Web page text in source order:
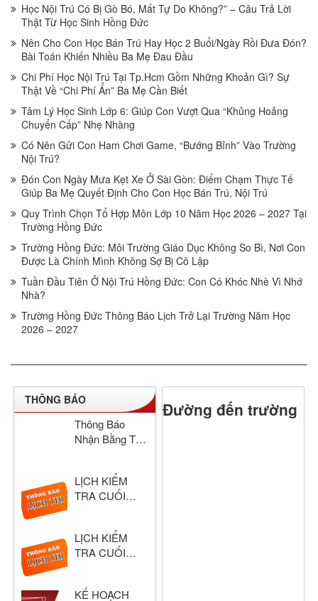
Học Nội Trú Có Bị Gò Bó, Mất Tự Do Không?” – Câu Trả Lời
Thật Từ Học Sinh Hồng Đức
Nên Cho Con Học Bán Trú Hay Học 2 Buổi/Ngày Rồi Đưa Đón?
Bài Toán Khiến Nhiều Ba Mẹ Đau Đầu
Chi Phí Học Nội Trú Tại Tp.Hcm Gồm Những Khoản Gì? Sự
Thật Về “Chi Phí Ẩn” Ba Mẹ Cần Biết
Tâm Lý Học Sinh Lớp 6: Giúp Con Vượt Qua “Khủng Hoảng
Chuyển Cấp” Nhẹ Nhàng
Có Nên Gửi Con Ham Chơi Game, “Bướng Bỉnh” Vào Trường
Nội Trú?
Đón Con Ngày Mưa Kẹt Xe Ở Sài Gòn: Điểm Chạm Thực Tế
Giúp Ba Mẹ Quyết Định Cho Con Học Bán Trú, Nội Trú
Quy Trình Chọn Tổ Hợp Môn Lớp 10 Năm Học 2026 – 2027 Tại
Trường Hồng Đức
Trường Hồng Đức: Môi Trường Giáo Dục Không So Bì, Nơi Con
Được Là Chính Mình Không Sợ Bị Cô Lập
Tuần Đầu Tiên Ở Nội Trú Hồng Đức: Con Có Khóc Nhè Vì Nhớ
Nhà?
Trường Hồng Đức Thông Báo Lịch Trở Lại Trường Năm Học
2026 – 2027
THÔNG BÁO
Thông Báo
Nhận Bằng Tốt
Đức Năm Học
2024–2025
LỊCH KIỂM
TRA CUỐI
NĂM HỌC:
2025 – 2026
LỊCH KIỂM
TRA CUỐI
NĂM HỌC:
KẾ HOẠCH
Đường đến trường